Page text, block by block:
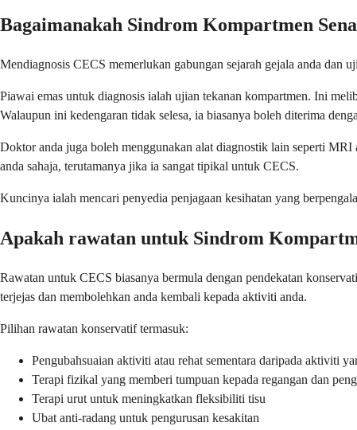
Bagaimanakah Sindrom Kompartmen
Mendiagnosis CECS memerlukan gabungan sejarah gejala anda dan
Piawai emas untuk diagnosis ialah ujian tekanan kompartmen. Ini
Walaupun ini kedengaran tidak selesa, ia biasanya boleh diterima
Doktor anda juga boleh menggunakan alat diagnostik lain seperti
anda sahaja, terutamanya jika ia sangat tipikal untuk CECS.
Kuncinya ialah mencari penyedia penjagaan kesihatan yang
Apakah rawatan untuk Sindrom
Rawatan untuk CECS biasanya bermula dengan pendekatan
terjejas dan membolehkan anda kembali kepada aktiviti anda.
Pilihan rawatan konservatif termasuk:
Pengubahsuaian aktiviti atau rehat sementara daripada aktiviti
Terapi fizikal yang memberi tumpuan kepada regangan dan
Terapi urut untuk meningkatkan fleksibiliti tisu
Ubat anti-radang untuk pengurusan kesakitan